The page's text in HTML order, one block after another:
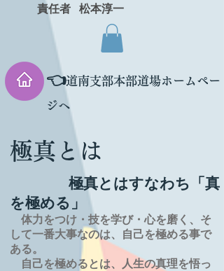
責任者 松本淳一
👈道南支部本部道場ホームペー
ジへ
極真とは
極真とはすなわち「真
を極める」
体力をつけ・技を学び・心を磨く、そ
して一番大事なのは、自己を極める事で
ある。
自己を極めるとは、
人生の真理を悟っ